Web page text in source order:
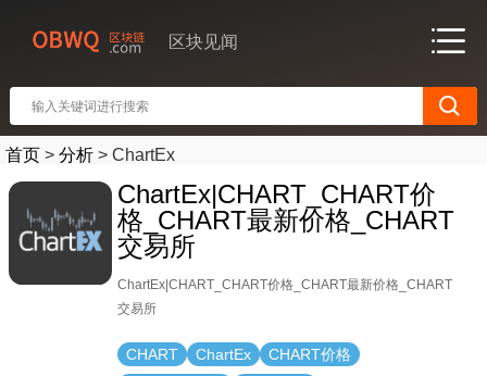
区块见闻
首页 > 分析 > ChartEx
ChartEx|CHART_CHART价
格_CHART最新价格_CHART
交易所
ChartEx|CHART_CHART价格_CHART最新价格_CHART
交易所
CHART ChartEx
CHART价格